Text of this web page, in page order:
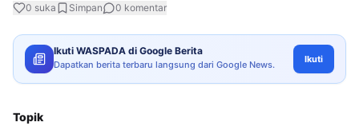
0 suka Simpan 0 komentar
Ikuti WASPADA di Google Berita
Dapatkan berita terbaru langsung dari Google News. Ikuti
Topik